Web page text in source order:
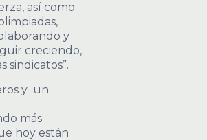
así como
y
creciendo,
sindicatos”.
y un
más
hoy están